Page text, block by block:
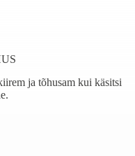
ja tõhusam kui käsitsi